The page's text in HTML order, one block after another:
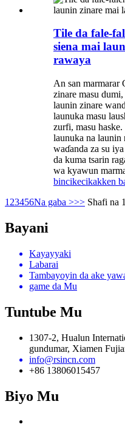
Tile da fale-
siena mai
rawaya
An san marmarar
zinare masu
launin zinare
launuka masu
zurfi, masu haske.
launuka na launin
waɗanda za su
da kuma tsarin
wa kyawun
bincikecikakken
1 23456Na gaba >>> Shafi na
Bayani
Kayayyaki
Labarai
Tambayoyin da ake
game da Mu
Tuntube Mu
1307-2, Hualun
gundumar, Xiamen
info@rsincn.com
+86 13806015457
Biyo Mu